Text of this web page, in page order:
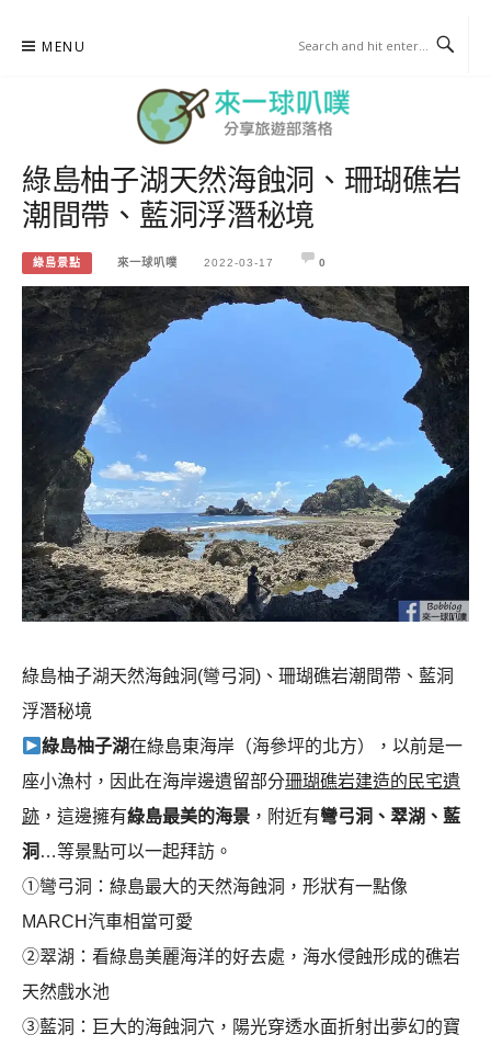
MENU
來一球叭噗
分享日本自助部落格
綠島柚子湖天然海蝕洞、珊瑚礁岩
潮間帶、藍洞浮潛秘境
綠島景點 來一球叭噗 2022-03-17 0
綠島柚子湖天然海蝕洞(彎弓洞)、珊瑚礁岩潮間帶、藍洞
浮潛秘境
綠島柚子湖在綠島東海岸（海參坪的北方），以前是一
座小漁村，因此在海岸邊遺留部分珊瑚礁岩建造的民宅遺
跡 ，這邊擁有綠島最美的海景 ，附近有彎弓洞、翠湖、藍
洞 …等景點可以一起拜訪。
①彎弓洞：綠島最大的天然海蝕洞，形狀有一點像
MARCH汽車相當可愛
②翠湖：看綠島美麗海洋的好去處，海水侵蝕形成的礁岩
天然戲水池
③藍洞：巨大的海蝕洞穴，陽光穿透水面折射出夢幻的寶